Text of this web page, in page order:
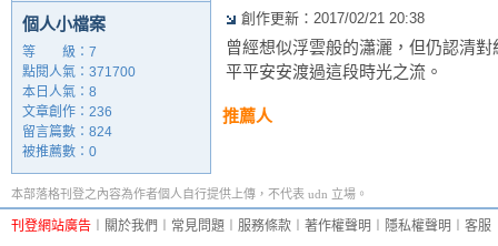
個人小檔案
等 級：7
點閱人氣：371700
本日人氣：8
文章創作：236
留言篇數：824
被推薦數： 0
創作更新：2017/02/21 20:38
曾經想似浮雲般的瀟灑，但仍認清
平平安安渡過這段時光之流。
推薦人
本部落格刊登之內容為作者個人自行提供上傳，不代表 udn 立場。
刊登網站廣告 關於我們 常見問題 服務條款 著作權聲明 隱私權聲明 客服